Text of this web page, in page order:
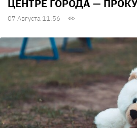
ЦЕНТРЕ ГОРОДА —
07 Августа 11:56